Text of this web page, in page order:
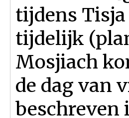
tijdens Tisja
tijdelijk
Mosjiach
de dag van
beschreven